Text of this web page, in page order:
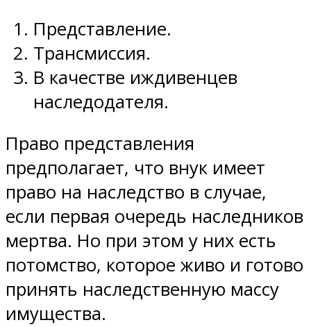
Представление.
Трансмиссия.
В качестве иждивенцев
наследодателя.
Право представления
предполагает, что внук имеет
право на наследство в случае,
если первая очередь наследников
мертва. Но при этом у них есть
потомство, которое живо и готово
принять наследственную массу
имущества.